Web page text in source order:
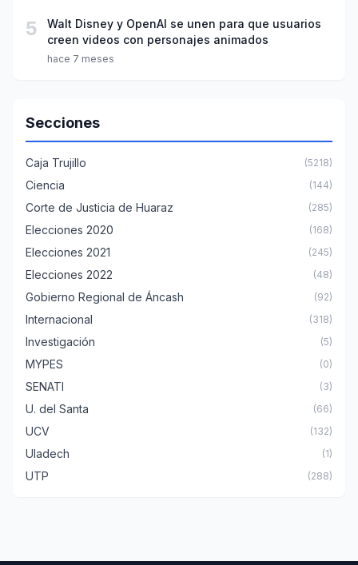
5
Walt Disney y OpenAI se unen para que usuarios
creen videos con personajes animados
hace 7 meses
Secciones
Caja Trujillo (5218)
Ciencia (144)
Corte de Justicia de Huaraz (285)
Elecciones 2020 (168)
Elecciones 2021 (245)
Elecciones 2022 (48)
Gobierno Regional de Áncash (92)
Internacional (318)
Investigación (5)
MYPES (0)
SENATI (3)
U. del Santa (66)
UCV (132)
Uladech (1)
UTP (288)